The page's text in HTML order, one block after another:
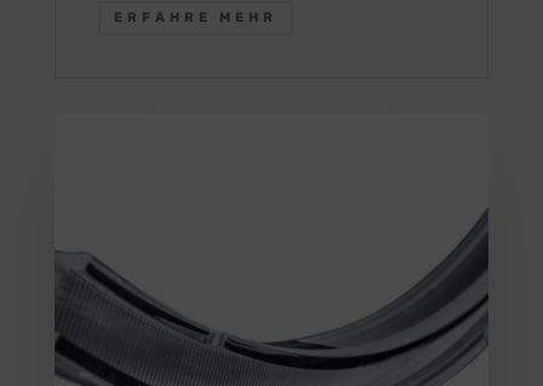
ERFAHRE MEHR